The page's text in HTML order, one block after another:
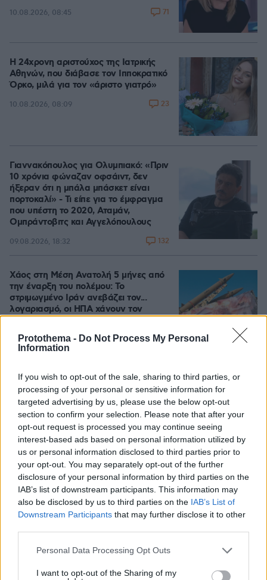
Protothema - Do Not Process My Personal
Information
If you wish to opt-out of the sale, sharing to third parties, or
processing of your personal or sensitive information for
targeted advertising by us, please use the below opt-out
section to confirm your selection. Please note that after your
opt-out request is processed you may continue seeing
interest-based ads based on personal information utilized by
us or personal information disclosed to third parties prior to
your opt-out. You may separately opt-out of the further
disclosure of your personal information by third parties on the
IAB’s list of downstream participants. This information may
also be disclosed by us to third parties on the IAB’s List of
Downstream Participants that may further disclose it to other
Please note that this website/app uses one or more Google
not limited to your visit or usage behaviour. You may click to
Personal Data Processing Opt Outs
I want to opt-out of the Sharing of my
10.08.2026, 08:45 71
Η 24χρονη αριστούχος της Ιατρικής
Αθηνών, που διάβασε τον Ιπποκρατικό
Όρκο, μιλά για τον «άριστο γιατρό»
10.08.2026, 08:09 23
Γιαννακόπουλος για Ολυμπιακό: «Πριν
10 χρόνια φώναζαν οφσάιντ, δεν
ήξεραν ότι η μπάλα μπάσκετ είναι
πορτοκαλί» - Τι είπε για το έμφραγμα
που υπέστη το 2020, Αταμάν,
Ομπράντοβιτς και Αγγελόπουλους
09.08.2026, 18:32 132
Χάος στη Μέση Ανατολή 5 μήνες από
την έναρξη του πολέμου: Το
στριμωγμένο Ιράν ανεβάζει τον...
λογαριασμό, οι ΗΠΑ χάνουν τον
10.08.2026, 07:24 14
Η Ελένη Ράντου αποχαιρετά τον Νίκο
Καλογερόπουλο: Ξεκληρίζεται ένα
είδος ανθρώπων με ανιδιοτέλεια,
ταλέντο και ψυχή
10.08.2026, 08:39 7
Games